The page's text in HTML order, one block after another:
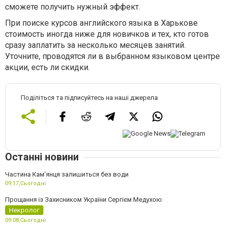
сможете получить нужный эффект.
При поиске курсов английского языка в Харькове
стоимость иногда ниже для новичков и тех, кто готов
сразу заплатить за несколько месяцев занятий.
Уточните, проводятся ли в выбранном языковом центре
акции, есть ли скидки.
Поділіться та підписуйтесь на наші джерела
Останні новини
Частина Кам'янця залишиться без води
09:17,Сьогодні
Прощання із Захисником України Сергієм Медухою
Некролог
09:08,Сьогодні